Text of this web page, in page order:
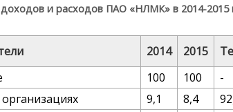
и расходов ПАО «НЛМК» в 2014-2015
2014 2015
100 100
-
9,1 8,4